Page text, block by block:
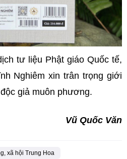
tư liệu Phật giáo Quốc tế,
Nghiêm xin trân trọng giới
giả muôn phương.
Vũ Quốc Văn
xã hội Trung Hoa